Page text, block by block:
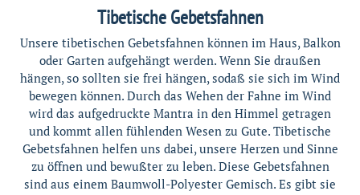
m
m
l
u
n
g
Tibetische Gebetsfahnen
Unsere tibetischen Gebetsfahnen können im Haus, Balkon
oder Garten aufgehängt werden. Wenn Sie draußen
hängen, so sollten sie frei hängen, sodaß sie sich im Wind
bewegen können. Durch das Wehen der Fahne im Wind
wird das aufgedruckte Mantra in den Himmel getragen
und kommt allen fühlenden Wesen zu Gute. Tibetische
Gebetsfahnen helfen uns dabei, unsere Herzen und Sinne
zu öffnen und bewußter zu leben. Diese Gebetsfahnen
sind aus einem Baumwoll-Polyester Gemisch. Es gibt sie